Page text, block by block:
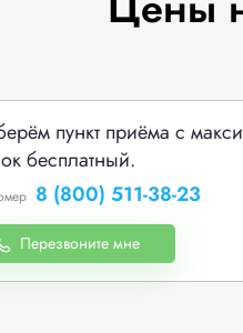
пункт приёма с
бесплатный.
8 (800) 511-38-23
Перезвоните мне